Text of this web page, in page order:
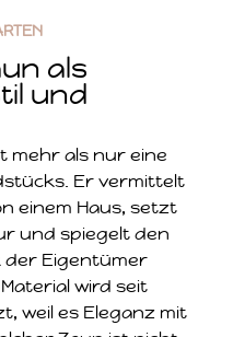
als
und
mehr als nur eine
Er vermittelt
einem Haus, setzt
und spiegelt den
der Eigentümer
wird seit
weil es Eleganz mit